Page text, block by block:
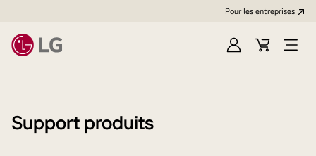
Pour les entreprises
Se
Panier
Support produits